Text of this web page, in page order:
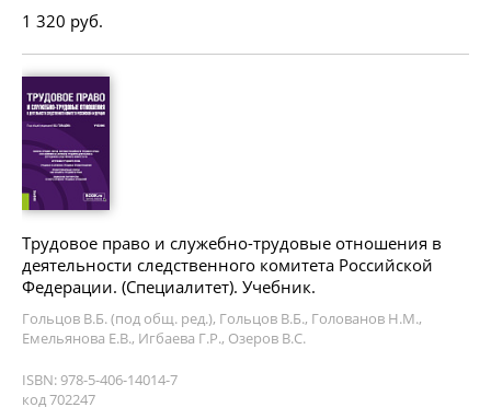
1 320 руб.
Трудовое право и служебно-трудовые отношения в
деятельности следственного комитета Российской
Федерации. (Специалитет). Учебник.
Гольцов В.Б. (под общ. ред.), Гольцов В.Б., Голованов Н.М.,
Емельянова Е.В., Игбаева Г.Р., Озеров В.С.
ISBN: 978-5-406-14014-7
код 702247